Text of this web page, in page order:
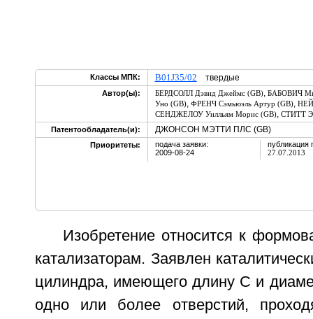
Классы МПК: B01J35/02 твердые
Автор(ы): БЕРДСОЛЛ Дэвид Джеймс (GB), БАБОВИЧ
Уно (GB), ФРЕНЧ Сэмьюэль Артур (GB),
СЕНДЖЕЛОУ Уилльям Морис (GB), СТИТТ
Патентообладатель(и):
ДЖОНСОН МЭТТИ ПЛС (GB)
Приоритеты:
подача заявки:
2009-08-24
публикация
27.07.2013
Изобретение относится к
катализаторам. Заявлен
цилиндра, имеющего длину С и
одно или более отверстий,